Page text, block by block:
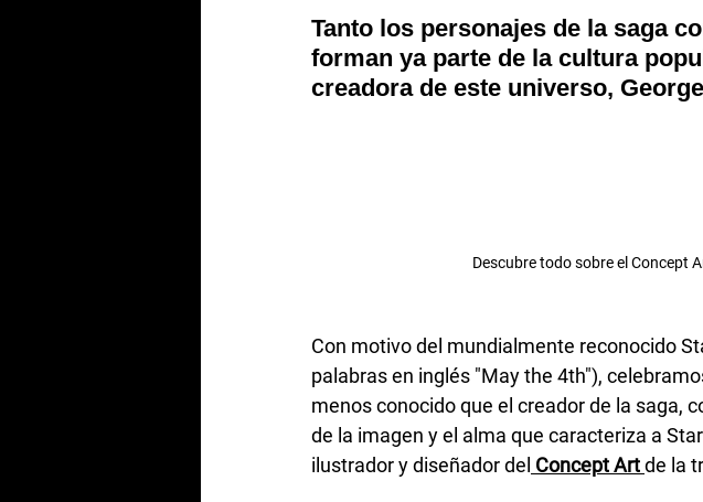
Tanto los personajes de la saga
forman ya parte de la cultura
creadora de este universo,
Descubre todo sobre el Concept
Con motivo del mundialmente reconocido
palabras en inglés "May the 4th"),
menos conocido que el creador de la saga,
de la imagen y el alma que caracteriza a
ilustrador y diseñador del Concept Art de la